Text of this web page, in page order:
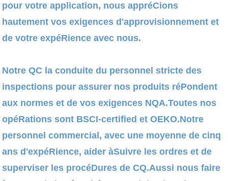
pour votre application, nous appréCions
hautement vos exigences d'approvisionnement et
de votre expéRience avec nous.
Notre QC la conduite du personnel stricte des
inspections pour assurer nos produits réPondent
aux normes et de vos exigences NQA.Toutes nos
opéRations sont BSCI-certified et OEKO.Notre
personnel commercial, avec une moyenne de cinq
ans d'expéRience, aider àSuivre les ordres et de
superviser les procéDures de CQ.Aussi nous faire